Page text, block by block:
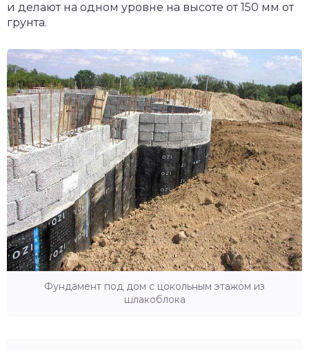
и делают на одном уровне на высоте от 150 мм от
грунта.
Фундамент под дом с цокольным этажом из
шлакоблока